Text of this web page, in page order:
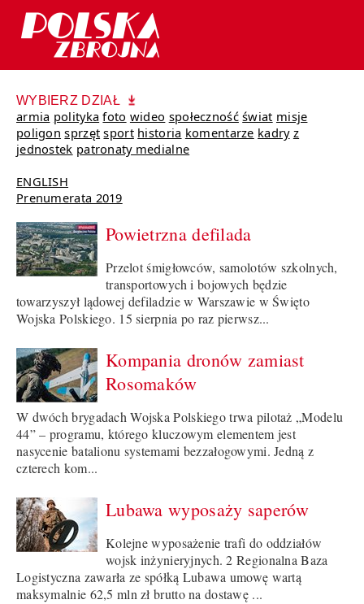
WYBIERZ DZIAŁ
armia polityka foto wideo społeczność świat misje
poligon sprzęt sport historia komentarze kadry z
jednostek patronaty medialne
ENGLISH
Prenumerata 2019
Powietrzna defilada
Przelot śmigłowców, samolotów szkolnych,
transportowych i bojowych będzie
towarzyszył lądowej defiladzie w Warszawie w Święto
Wojska Polskiego. 15 sierpnia po raz pierwsz...
Kompania dronów zamiast
Rosomaków
W dwóch brygadach Wojska Polskiego trwa pilotaż „Modelu
44” – programu, którego kluczowym elementem jest
nasycenie batalionu systemami bezzałogowymi. Jedną z
czterech kom...
Lubawa wyposaży saperów
Kolejne wyposażenie trafi do oddziałów
wojsk inżynieryjnych. 2 Regionalna Baza
Logistyczna zawarła ze spółką Lubawa umowę wartą
maksymalnie 62,5 mln zł brutto na dostawę ...